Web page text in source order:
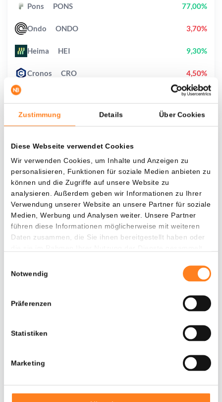
Zustimmung Details Über Cookies
Diese Webseite verwendet Cookies
Wir verwenden Cookies, um Inhalte und Anzeigen zu
personalisieren, Funktionen für soziale Medien anbieten zu
können und die Zugriffe auf unsere Website zu
analysieren. Außerdem geben wir Informationen zu Ihrer
Verwendung unserer Website an unsere Partner für soziale
Medien, Werbung und Analysen weiter. Unsere Partner
führen diese Informationen möglicherweise mit weiteren
Daten zusammen, die Sie ihnen bereitgestellt haben oder
Notwendig
Präferenzen
Statistiken
Marketing
Was, wenn ich...?
Zie hoeveel waarde je vandaag zou hebben als
je dollar-cost averaging had toegepast op
verschillende cryptocurrencies.
Hätte investiert In
Jede Seit
$
Gesamtwert
Pons PONS 77,00%
Ondo ONDO 3,70%
Heima HEI 9,30%
Cronos CRO 4,50%
35,20%